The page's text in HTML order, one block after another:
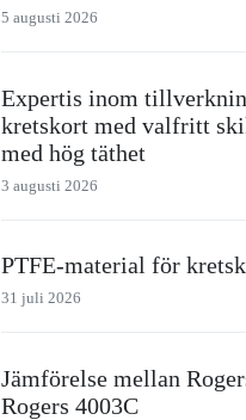
5 augusti 2026
Expertis inom
kretskort med valfritt
med hög täthet
3 augusti 2026
PTFE-material för
31 juli 2026
Jämförelse mellan
Rogers 4003C